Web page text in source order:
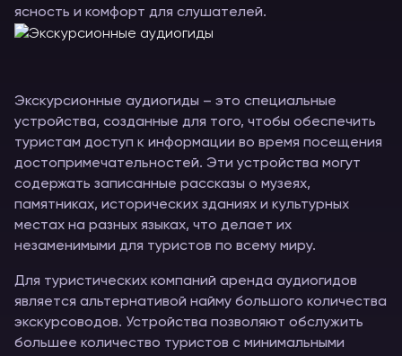
ясность и комфорт для слушателей.
Экскурсионные аудиогиды – это специальные
устройства, созданные для того, чтобы обеспечить
туристам доступ к информации во время посещения
достопримечательностей. Эти устройства могут
содержать записанные рассказы о музеях,
памятниках, исторических зданиях и культурных
местах на разных языках, что делает их
незаменимыми для туристов по всему миру.
Для туристических компаний аренда аудиогидов
является альтернативой найму большого количества
экскурсоводов. Устройства позволяют обслужить
большее количество туристов с минимальными